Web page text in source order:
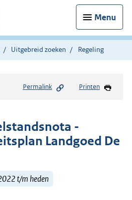
Menu
Uitgebreid zoeken Regeling
Permalink Printen
-
Landgoed De
t/m heden